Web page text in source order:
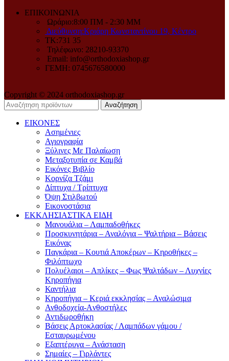
ΕΠΙΚΟΙΝΩΝΙΑ
Ωράριο:8:00 ΠM - 2:30 MM
Διεύθυνση:Κριάρη Κωνσταντίνου 19, Κέντρο
ΤΚ:731 35
Τηλέφωνο: 28210-93370
Email: info@orthodoxiashop.gr
ΓΕΜH: 0745676580000
Copyright © 2024 orthodoxiashop.gr
Αναζήτηση
ΕΙΚΟΝΕΣ
Ασημένιες
Αγιογραφία
Ξύλινες Με Παλαίωση
Μεταξοτυπία σε Καμβά
Eικόνες Bιβλίο
Kορνίζα Tζάμι
Δίπτυχα / Τρίπτυχα
Όψη Στιλβωτού
Eικονοστάσια
ΕΚΚΛΗΣΙΑΣΤΙΚΑ ΕΙΔΗ
Μανουάλια – Λαμπαδοθήκες
Προσκυνητάρια – Αναλόγια – Ψαλτήρια – Βάσεις
Εικόνας
Παγκάρια – Κουτιά Αποκέρων – Κηροθήκες –
Φιλόπτωχο
Πολυέλαιοι – Απλίκες – Φως Ψαλτάδων – Λυχνίες
Κηροπήγια
Καντήλια
Κηροπήγια – Κεριά εκκλησίας – Αναλώσιμα
Ανθοδοχεία-Aνθοστήλες
Αντιδωροθήκη
Βάσεις Αρτοκλασίας / Λαμπάδων γάμου /
Εσταυρωμένου
Εξαπτέρυγα – Ανάσταση
Σημαίες – Γιρλάντες